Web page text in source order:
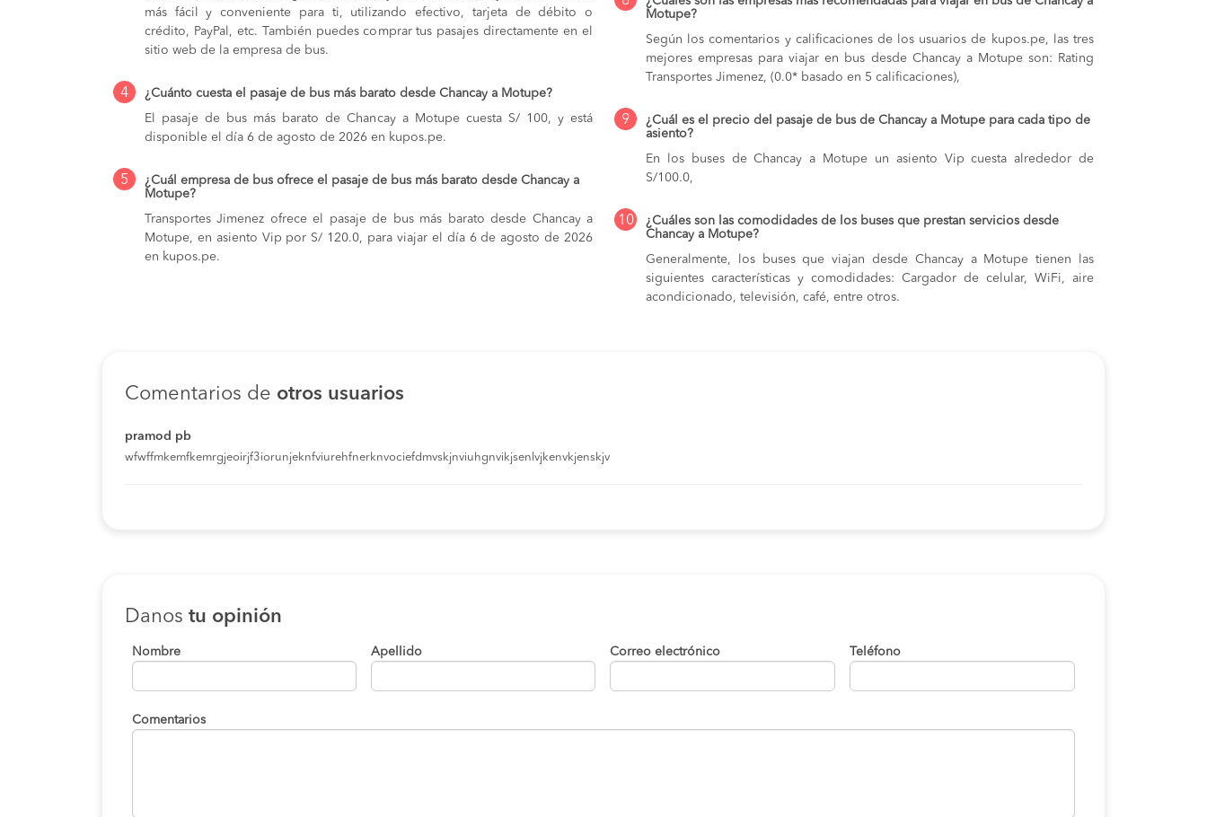
más fácil y conveniente para ti, utilizando efectivo, tarjeta de débito o
crédito, PayPal, etc. También puedes comprar tus pasajes directamente en el
sitio web de la empresa de bus.
4
¿Cuánto cuesta el pasaje de bus más barato desde Chancay a Motupe?
El pasaje de bus más barato de Chancay a Motupe cuesta S/ 100, y está
disponible el día 6 de agosto de 2026 en kupos.pe.
5
¿Cuál empresa de bus ofrece el pasaje de bus más barato desde Chancay a
Motupe?
Transportes Jimenez ofrece el pasaje de bus más barato desde Chancay a
Motupe, en asiento Vip por S/ 120.0, para viajar el día 6 de agosto de 2026
en kupos.pe.
Motupe?
Según los comentarios y calificaciones de los usuarios de kupos.pe, las tres
mejores empresas para viajar en bus desde Chancay a Motupe son: Rating
Transportes Jimenez, (0.0* basado en 5 calificaciones),
9
¿Cuál es el precio del pasaje de bus de Chancay a Motupe para cada tipo de
asiento?
En los buses de Chancay a Motupe un asiento Vip cuesta alrededor de
S/100.0,
10
¿Cuáles son las comodidades de los buses que prestan servicios desde
Chancay a Motupe?
Generalmente, los buses que viajan desde Chancay a Motupe tienen las
siguientes características y comodidades: Cargador de celular, WiFi, aire
acondicionado, televisión, café, entre otros.
Comentarios de otros usuarios
pramod pb
wfwffmkemfkemrgjeoirjf3iorunjeknfviurehfnerknvociefdmvskjnviuhgnvikjsenlvjkenvkjenskjv
Danos tu opinión
Nombre Apellido Correo electrónico Teléfono
Comentarios